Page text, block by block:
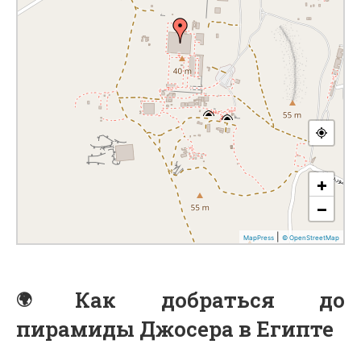
Как добраться до
пирамиды Джосера в Египте